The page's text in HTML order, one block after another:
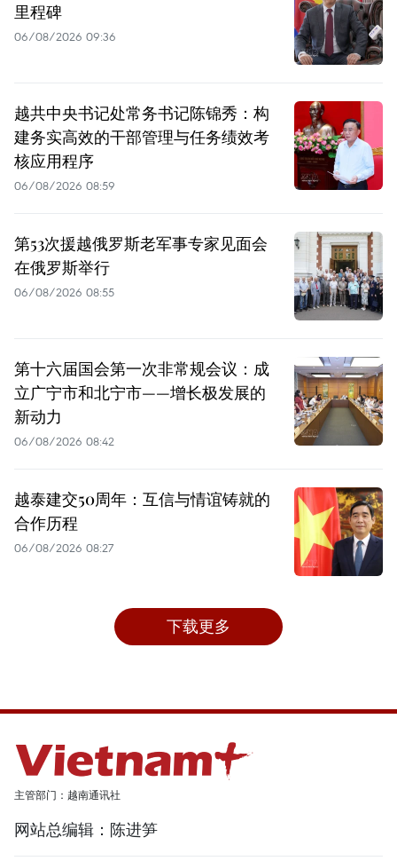
里程碑
06/08/2026 09:36
越共中央书记处常务书记陈锦秀：构
建务实高效的干部管理与任务绩效考
核应用程序
06/08/2026 08:59
第53次援越俄罗斯老军事专家见面会
在俄罗斯举行
06/08/2026 08:55
第十六届国会第一次非常规会议：成
立广宁市和北宁市——增长极发展的
新动力
06/08/2026 08:42
越泰建交50周年：互信与情谊铸就的
合作历程
06/08/2026 08:27
下载更多
主管部门：越南通讯社
网站总编辑：陈进笋